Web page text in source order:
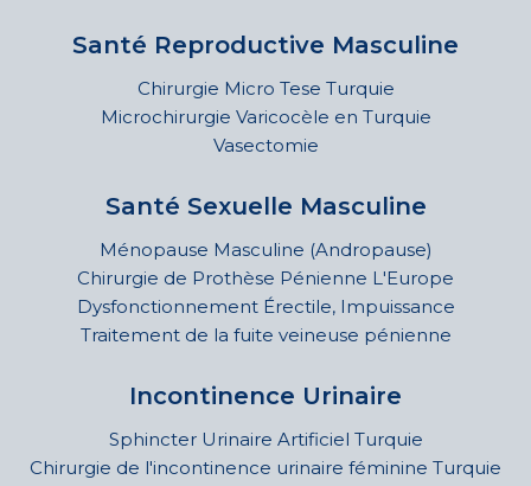
Santé Reproductive Masculine
Chirurgie Micro Tese Turquie
Microchirurgie Varicocèle en Turquie
Vasectomie
Santé Sexuelle Masculine
Ménopause Masculine (Andropause)
Chirurgie de Prothèse Pénienne L'Europe
Dysfonctionnement Érectile, Impuissance
Traitement de la fuite veineuse pénienne
Incontinence Urinaire
Sphincter Urinaire Artificiel Turquie
Chirurgie de l'incontinence urinaire féminine Turquie